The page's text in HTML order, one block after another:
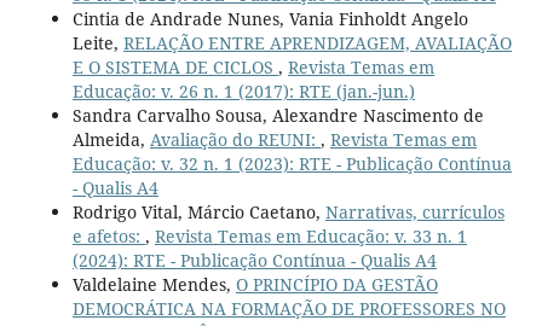
Cintia de Andrade Nunes, Vania Finholdt Angelo
Leite, RELAÇÃO ENTRE APRENDIZAGEM, AVALIAÇÃO
E O SISTEMA DE CICLOS , Revista Temas em
Educação: v. 26 n. 1 (2017): RTE (jan.-jun.)
Sandra Carvalho Sousa, Alexandre Nascimento de
Almeida, Avaliação do REUNI: , Revista Temas em
Educação: v. 32 n. 1 (2023): RTE - Publicação Contínua
- Qualis A4
Rodrigo Vital, Márcio Caetano, Narrativas, currículos
e afetos: , Revista Temas em Educação: v. 33 n. 1
(2024): RTE - Publicação Contínua - Qualis A4
Valdelaine Mendes, O PRINCÍPIO DA GESTÃO
DEMOCRÁTICA NA FORMAÇÃO DE PROFESSORES NO